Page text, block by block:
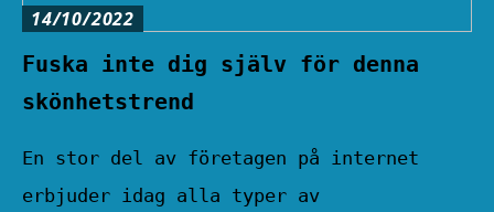
14/10/2022
Fuska inte dig själv för denna
skönhetstrend
En stor del av företagen på internet
erbjuder idag alla typer av